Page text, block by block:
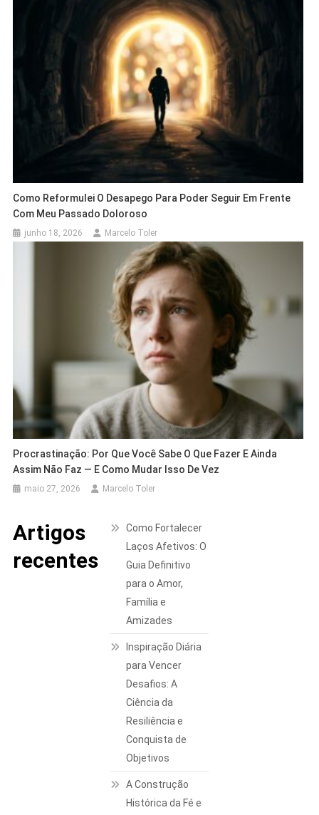
Como Reformulei O Desapego Para Poder Seguir Em Frente
Com Meu Passado Doloroso
junho 18, 2026 Marcelo Toler
Procrastinação: Por Que Você Sabe O Que Fazer E Ainda
Assim Não Faz — E Como Mudar Isso De Vez
maio 27, 2026 Marcelo Toler
Artigos
recentes
Como Fortalecer
Laços Afetivos: O
Guia Definitivo
para o Amor,
Família e
Amizades
Inspiração Diária
para Vencer
Desafios: A
Ciência da
Resiliência e
Conquista de
Objetivos
A Construção
Histórica da Fé e